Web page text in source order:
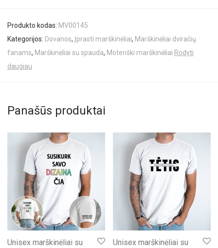
Produkto kodas: MV00145
Kategorijos: Dovanos, Įprasti marškinėliai, Marškinėliai dviračių
fanams, Marškinėliai su spauda, Moteriški marškinėliai Rodyti
daugiau
Panašūs produktai
Unisex marškinėliai su
Unisex marškinėliai su